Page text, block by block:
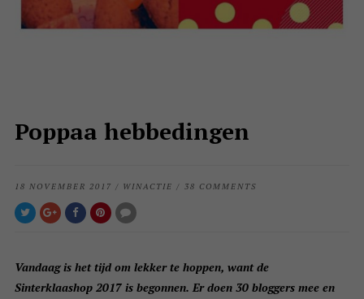
Poppaa hebbedingen
18 NOVEMBER 2017 / WINACTIE / 38 COMMENTS
Vandaag is het tijd om lekker te hoppen, want de
Sinterklaashop 2017 is begonnen. Er doen 30 bloggers mee en